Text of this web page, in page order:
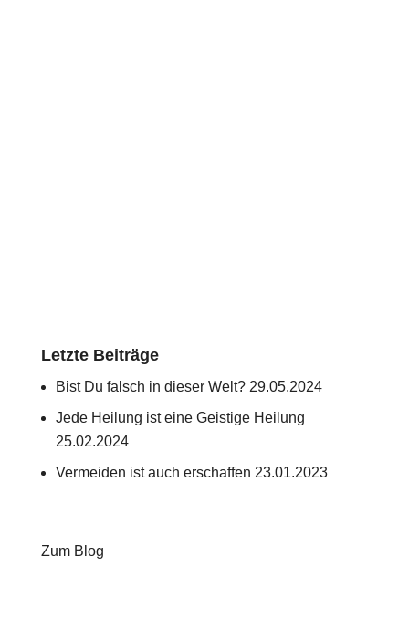
Letzte Beiträge
Bist Du falsch in dieser Welt? 29.05.2024
Jede Heilung ist eine Geistige Heilung
25.02.2024
Vermeiden ist auch erschaffen 23.01.2023
Zum Blog